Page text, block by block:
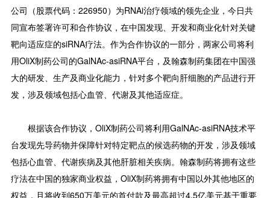
公司（股票代码：226950）为RNAi治疗领域的领先企业，今日共
同宣布签署许可和合作协议，在中国发现、开发和商业化针对关键
靶向适应症的siRNA疗法。作为合作协议的一部分，两家公司将利
用OliX制药公司的GalNAc-asiRNA平台，及翰森制药集团在中国强
大的研发、生产及商业化能力，针对多个靶向肝细胞的产品进行开
发，涉及领域包括心血管、代谢及其他适应症。
根据该合作协议，OliX制药公司将利用GalNAc-asiRNA技术平
台发现先导药物并保障针对特定靶点的候选药物的开发，涉及领域
包括心血管、代谢疾病及其他肝脏相关疾病。翰森制药将拥有这些
疗法在中国的独家商业权益，OliX制药将拥有中国以外其他地区的
权益，且将收到650万美元的首付款及最高超过4.5亿美元基于重要